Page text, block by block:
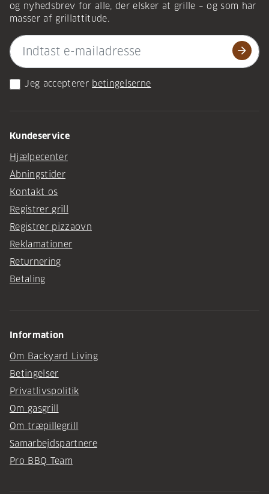
og nyhedsbrev for alle, der elsker at grille – og som har
masser af grillattitude.
arrow_forward
Jeg accepterer betingelserne
Kundeservice
Hjælpecenter
Åbningstider
Kontakt os
Registrer grill
Registrer pizzaovn
Reklamationer
Returnering
Betaling
Information
Om Backyard Living
Betingelser
Privatlivspolitik
Om gasgrill
Om træpillegrill
Samarbejdspartnere
Pro BBQ Team